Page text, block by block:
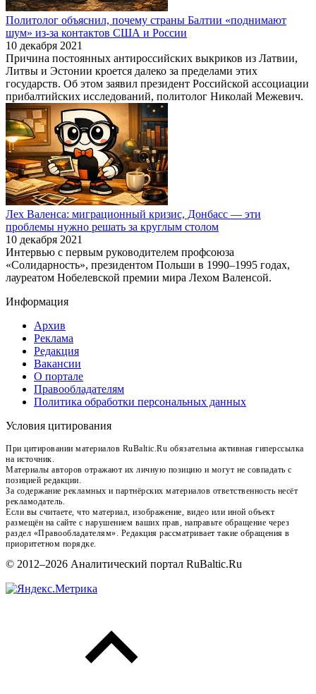
Политолог объяснил, почему страны Балтии «поднимают
шум» из-за контактов США и России
10 декабря 2021
Причина постоянных антироссийских выкриков из Латвии,
Литвы и Эстонии кроется далеко за пределами этих
государств. Об этом заявил президент Российской ассоциации
прибалтийских исследований, политолог Николай Межевич.
Лех Валенса: миграционный кризис, Донбасс — эти
проблемы нужно решать за круглым столом
10 декабря 2021
Интервью с первым руководителем профсоюза
«Солидарность», президентом Польши в 1990–1995 годах,
лауреатом Нобелевской премии мира Лехом Валенсой.
Информация
Архив
Реклама
Редакция
Вакансии
О портале
Правообладателям
Политика обработки персональных данных
Условия цитирования
При цитировании материалов RuBaltic.Ru обязательна активная гиперссылка
на источник.
Материалы авторов отражают их личную позицию и могут не совпадать с
позицией редакции.
За содержание рекламных и партнёрских материалов ответственность несёт
рекламодатель.
Если вы считаете, что материал, изображение, видео или иной объект
размещён на сайте с нарушением ваших прав, направьте обращение через
раздел «Правообладателям». Редакция рассматривает такие обращения в
приоритетном порядке.
© 2012–2026 Аналитический портал RuBaltic.Ru